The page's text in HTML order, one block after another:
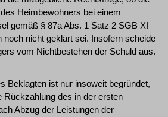
Heimbewohners bei einem
gemäß § 87a Abs. 1 Satz 2 SGB XI
noch nicht geklärt sei. Insofern scheide
vom Nichtbestehen der Schuld aus.
Beklagten ist nur insoweit begründet,
Rückzahlung des in der ersten
Abzug der Leistungen der